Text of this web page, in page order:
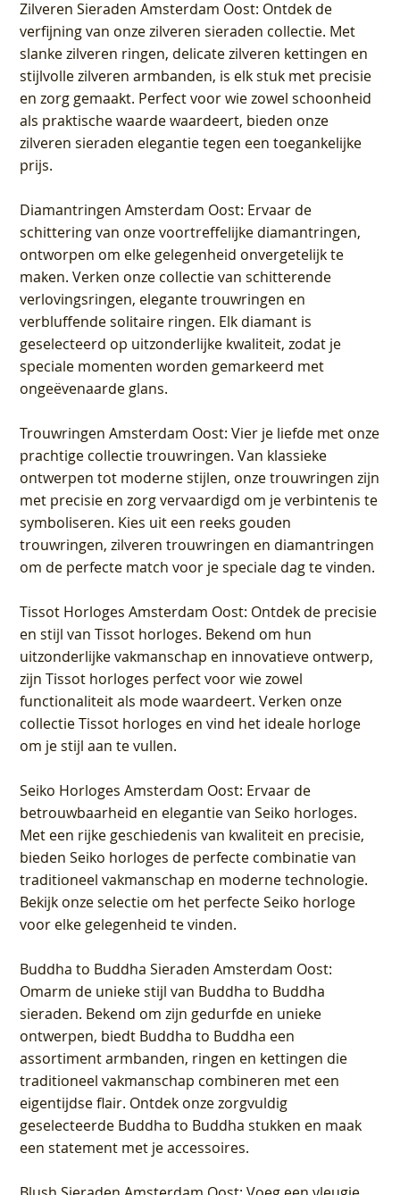
Zilveren Sieraden Amsterdam Oost: Ontdek de
verfijning van onze zilveren sieraden collectie. Met
slanke zilveren ringen, delicate zilveren kettingen en
stijlvolle zilveren armbanden, is elk stuk met precisie
en zorg gemaakt. Perfect voor wie zowel schoonheid
als praktische waarde waardeert, bieden onze
zilveren sieraden elegantie tegen een toegankelijke
prijs.
Diamantringen Amsterdam Oost: Ervaar de
schittering van onze voortreffelijke diamantringen,
ontworpen om elke gelegenheid onvergetelijk te
maken. Verken onze collectie van schitterende
verlovingsringen, elegante trouwringen en
verbluffende solitaire ringen. Elk diamant is
geselecteerd op uitzonderlijke kwaliteit, zodat je
speciale momenten worden gemarkeerd met
ongeëvenaarde glans.
Trouwringen Amsterdam Oost: Vier je liefde met onze
prachtige collectie trouwringen. Van klassieke
ontwerpen tot moderne stijlen, onze trouwringen zijn
met precisie en zorg vervaardigd om je verbintenis te
symboliseren. Kies uit een reeks gouden
trouwringen, zilveren trouwringen en diamantringen
om de perfecte match voor je speciale dag te vinden.
Tissot Horloges Amsterdam Oost: Ontdek de precisie
en stijl van Tissot horloges. Bekend om hun
uitzonderlijke vakmanschap en innovatieve ontwerp,
zijn Tissot horloges perfect voor wie zowel
functionaliteit als mode waardeert. Verken onze
collectie Tissot horloges en vind het ideale horloge
om je stijl aan te vullen.
Seiko Horloges Amsterdam Oost: Ervaar de
betrouwbaarheid en elegantie van Seiko horloges.
Met een rijke geschiedenis van kwaliteit en precisie,
bieden Seiko horloges de perfecte combinatie van
traditioneel vakmanschap en moderne technologie.
Bekijk onze selectie om het perfecte Seiko horloge
voor elke gelegenheid te vinden.
Buddha to Buddha Sieraden Amsterdam Oost:
Omarm de unieke stijl van Buddha to Buddha
sieraden. Bekend om zijn gedurfde en unieke
ontwerpen, biedt Buddha to Buddha een
assortiment armbanden, ringen en kettingen die
traditioneel vakmanschap combineren met een
eigentijdse flair. Ontdek onze zorgvuldig
geselecteerde Buddha to Buddha stukken en maak
een statement met je accessoires.